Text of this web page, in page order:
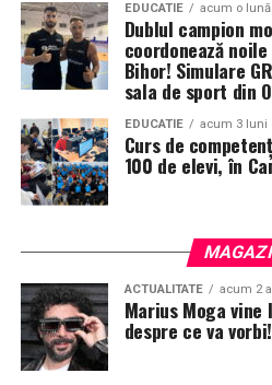
EDUCATIE acum o lună
Dublul campion
coordonează
Bihor! Simulare
sala de sport din
EDUCATIE acum 3 luni
Curs de
100 de elevi, în
ACTUALITATE acum 2
Marius Moga vine
despre ce va vorbi!